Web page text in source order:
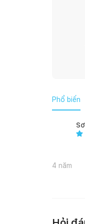
- Chảo
- Chảo
Phổ biến
4 năm